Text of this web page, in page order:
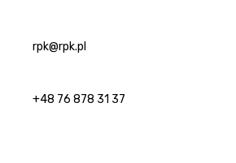
rpk@rpk.pl
+48 76 878 31 37